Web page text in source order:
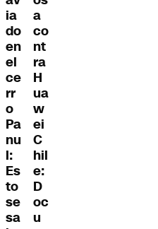
ia
do
en
el
ce
rr
o
Pa
nu
l:
Es
to
se
sa
a
co
nt
ra
H
ua
w
ei
C
hil
e:
D
oc
u